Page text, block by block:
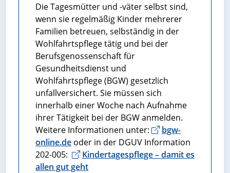
Die Tagesmütter und -väter selbst sind,
wenn sie regelmäßig Kinder mehrerer
Familien betreuen, selbständig in der
Wohlfahrtspflege tätig und bei der
Berufsgenossenschaft für
Gesundheitsdienst und
Wohlfahrtspflege (BGW) gesetzlich
unfallversichert. Sie müssen sich
innerhalb einer Woche nach Aufnahme
ihrer Tätigkeit bei der BGW anmelden.
Weitere Informationen unter:
bgw-
online.de oder in der DGUV Information
202-005:
Kindertagespflege – damit es
allen gut geht